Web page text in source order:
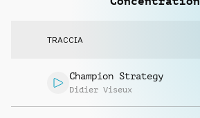
TRACCIA
Champion Strategy
Didier Viseux